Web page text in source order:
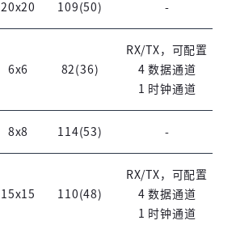
20x20 109(50) -
6x6 82(36)
RX/TX，可配置
4 数据通道
1 时钟通道
8x8 114(53) -
15x15 110(48)
RX/TX，可配置
4 数据通道
1 时钟通道